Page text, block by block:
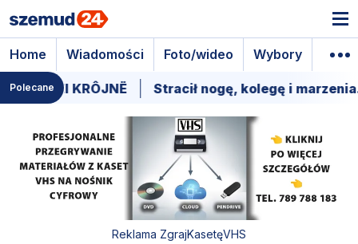
Home Wiadomości Foto/wideo Wybory
PolecaneKRÔJNË Stracił nogę, kolegę i marzenia.
Reklama ZgrajKasetęVHS